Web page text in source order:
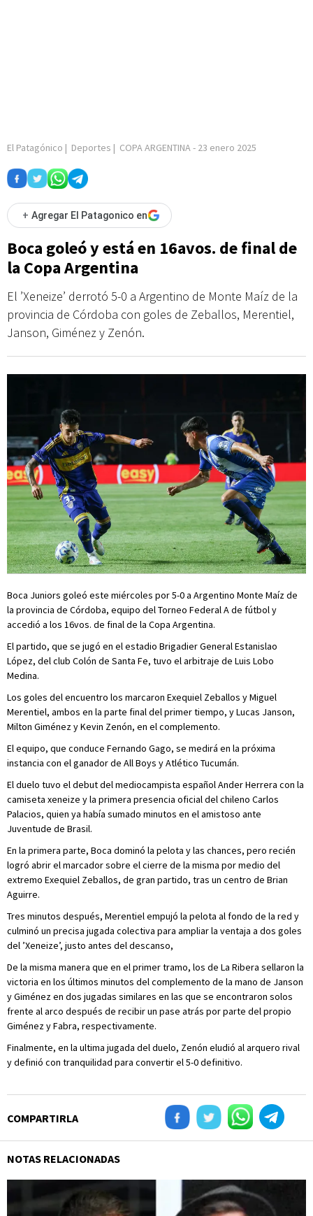
El Patagónico | Deportes | COPA ARGENTINA- 23 enero 2025
+ Agregar El Patagonico en
Boca goleó y está en 16avos. de final de
la Copa Argentina
El ’Xeneize’ derrotó 5-0 a Argentino de Monte Maíz de la
provincia de Córdoba con goles de Zeballos, Merentiel,
Janson, Giménez y Zenón.
Boca Juniors goleó este miércoles por 5-0 a Argentino Monte Maíz de
la provincia de Córdoba, equipo del Torneo Federal A de fútbol y
accedió a los 16vos. de final de la Copa Argentina.
El partido, que se jugó en el estadio Brigadier General Estanislao
López, del club Colón de Santa Fe, tuvo el arbitraje de Luis Lobo
Medina.
Los goles del encuentro los marcaron Exequiel Zeballos y Miguel
Merentiel, ambos en la parte final del primer tiempo, y Lucas Janson,
Milton Giménez y Kevin Zenón, en el complemento.
El equipo, que conduce Fernando Gago, se medirá en la próxima
instancia con el ganador de All Boys y Atlético Tucumán.
El duelo tuvo el debut del mediocampista español Ander Herrera con la
camiseta xeneize y la primera presencia oficial del chileno Carlos
Palacios, quien ya había sumado minutos en el amistoso ante
Juventude de Brasil.
En la primera parte, Boca dominó la pelota y las chances, pero recién
logró abrir el marcador sobre el cierre de la misma por medio del
extremo Exequiel Zeballos, de gran partido, tras un centro de Brian
Aguirre.
Tres minutos después, Merentiel empujó la pelota al fondo de la red y
culminó un precisa jugada colectiva para ampliar la ventaja a dos goles
del ’Xeneize’, justo antes del descanso,
De la misma manera que en el primer tramo, los de La Ribera sellaron la
victoria en los últimos minutos del complemento de la mano de Janson
y Giménez en dos jugadas similares en las que se encontraron solos
frente al arco después de recibir un pase atrás por parte del propio
Giménez y Fabra, respectivamente.
Finalmente, en la ultima jugada del duelo, Zenón eludió al arquero rival
y definió con tranquilidad para convertir el 5-0 definitivo.
COMPARTIRLA
NOTAS RELACIONADAS